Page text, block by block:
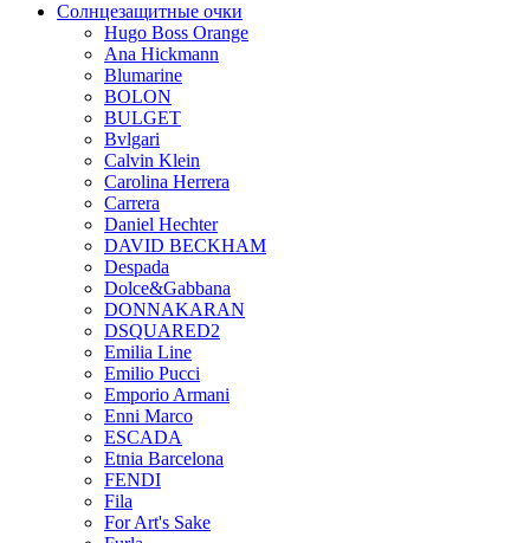
Солнцезащитные очки
Hugo Boss Orange
Ana Hickmann
Blumarine
BOLON
BULGET
Bvlgari
Calvin Klein
Carolina Herrera
Carrera
Daniel Hechter
DAVID BECKHAM
Despada
Dolce&Gabbana
DONNAKARAN
DSQUARED2
Emilia Line
Emilio Pucci
Emporio Armani
Enni Marco
ESCADA
Etnia Barcelona
FENDI
Fila
For Art's Sake